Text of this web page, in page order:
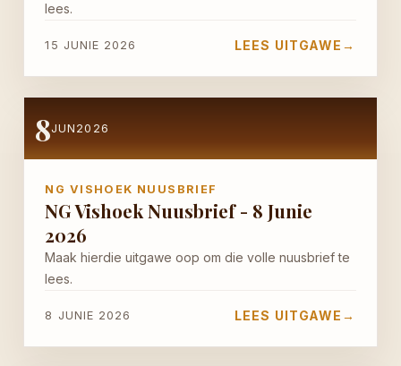
lees.
15 JUNIE 2026 LEES UITGAWE →
8JUN 2026
NG VISHOEK NUUSBRIEF
NG Vishoek Nuusbrief - 8 Junie
2026
Maak hierdie uitgawe oop om die volle nuusbrief te
lees.
8 JUNIE 2026 LEES UITGAWE →